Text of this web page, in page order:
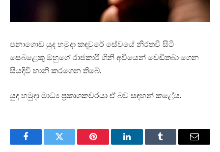
පනාගොඩ යුද හමුදා කඳවුරේ සේවයේ නිරතවී සිටි
සෙබළෙකු ඔහුගේ රාජකාරි ගිනි අවියෙන් වෙඩිතබා ගෙන
සියදිවි හානි කරගෙන තිබේ.
යුද හමුදා මාධ්‍ය ප්‍රකාශකවරයා ඒ බව සඳහන් කළේය.
FacebookTwitter Pinterest LinkedInTumblr Email